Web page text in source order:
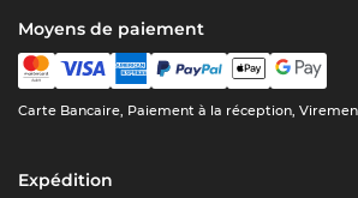
Moyens de paiement
Carte Bancaire, Paiement à la réception,
Expédition